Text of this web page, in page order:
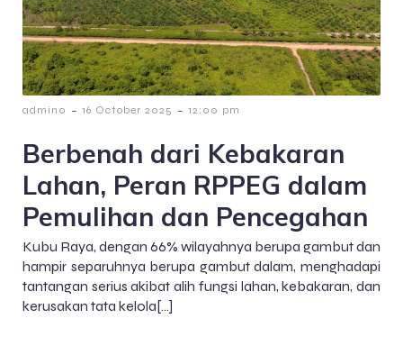
admin0 - 16 October 2025 - 12:00 pm
Berbenah dari Kebakaran
Lahan, Peran RPPEG dalam
Pemulihan dan Pencegahan
Kubu Raya, dengan 66% wilayahnya berupa gambut dan
hampir separuhnya berupa gambut dalam, menghadapi
tantangan serius akibat alih fungsi lahan, kebakaran, dan
kerusakan tata kelola[…]